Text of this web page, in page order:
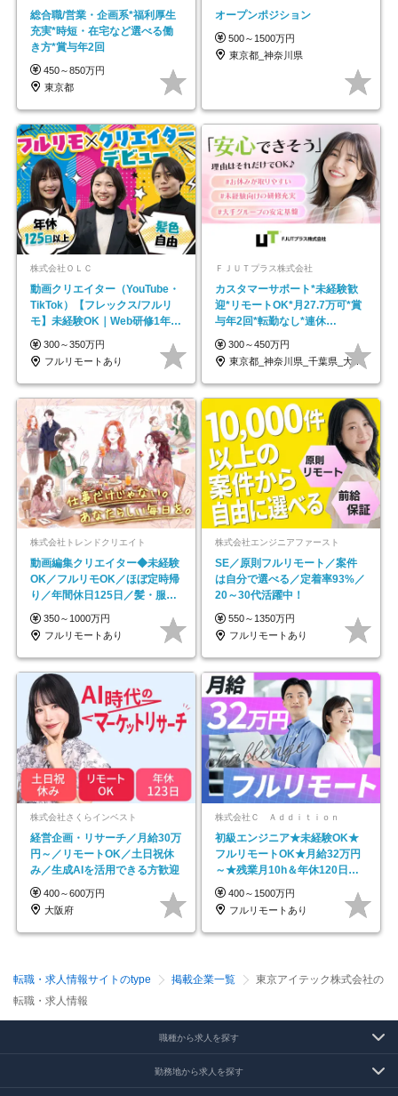
総合職/営業・企画系*福利厚生
充実*時短・在宅など選べる働
き方*賞与年2回
450～850万円
東京都
オープンポジション
500～1500万円
東京都_神奈川県
株式会社ＯＬＣ
動画クリエイター（YouTube・
TikTok）【フレックス/フルリ
モ】未経験OK｜Web研修1年間
｜副業OK
300～350万円
フルリモートあり
ＦＪＵＴプラス株式会社
カスタマーサポート*未経験歓
迎*リモートOK*月27.7万可*賞
与年2回*転勤なし*連休
OK/ZE010232
300～450万円
東京都_神奈川県_千葉県_大阪府_愛知県…
株式会社トレンドクリエイト
動画編集クリエイター◆未経験
OK／フルリモOK／ほぼ定時帰
り／年間休日125日／髪・服・
ネイル自由／副業OK
350～1000万円
フルリモートあり
株式会社エンジニアファースト
SE／原則フルリモート／案件
は自分で選べる／定着率93%／
20～30代活躍中！
550～1350万円
フルリモートあり
株式会社さくらインベスト
経営企画・リサーチ／月給30万
円～／リモートOK／土日祝休
み／生成AIを活用できる方歓迎
400～600万円
大阪府
株式会社Ｃ Ａｄｄｉｔｉｏｎ
初級エンジニア★未経験OK★
フルリモートOK★月給32万円
～★残業月10h＆年休120日以
上★副業可
400～1500万円
フルリモートあり
転職・求人情報サイトのtype 掲載企業一覧
東京アイテック株式会社の
転職・求人情報
職種から求人を探す
勤務地から求人を探す